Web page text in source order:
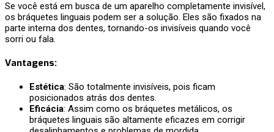
Se você está em busca de um aparelho completamente invisível,
os bráquetes linguais podem ser a solução. Eles são fixados na
parte interna dos dentes, tornando-os invisíveis quando você
sorri ou fala.
Vantagens:
Estética: São totalmente invisíveis, pois ficam
posicionados atrás dos dentes.
Eficácia: Assim como os bráquetes metálicos, os
bráquetes linguais são altamente eficazes em corrigir